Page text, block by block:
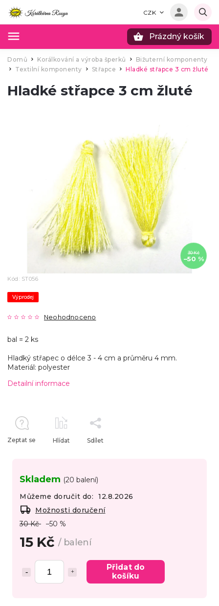
CZK
Prázdný košík
Domů / Korálkování a výroba šperků
Bižuterní komponenty
/
Textilní komponenty Střapce / Hladké střapce 3 cm žluté
Hladké střapce 3 cm žluté
30 Kč
–50 %
Kód: ST056
Výprodej
Neohodnoceno
30 Kč –50 %
15 Kč/ balení
Přidat do
košíku
Skladem (20 balení)
Můžeme doručit do:
12.8.2026
Možnosti doručení
bal = 2 ks
Hladký střapec o délce 3 - 4 cm a průměru 4 mm.
Materiál: polyester
Detailní informace
Zeptat se Hlídat Sdílet